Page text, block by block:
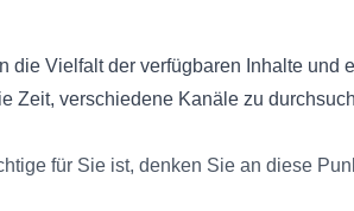
die Vielfalt der verfügbaren Inhalte und
Zeit, verschiedene Kanäle zu
für Sie ist, denken Sie an diese